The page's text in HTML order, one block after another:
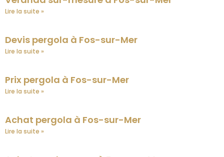
Lire la suite »
Devis pergola à Fos-sur-Mer
Lire la suite »
Prix pergola à Fos-sur-Mer
Lire la suite »
Achat pergola à Fos-sur-Mer
Lire la suite »